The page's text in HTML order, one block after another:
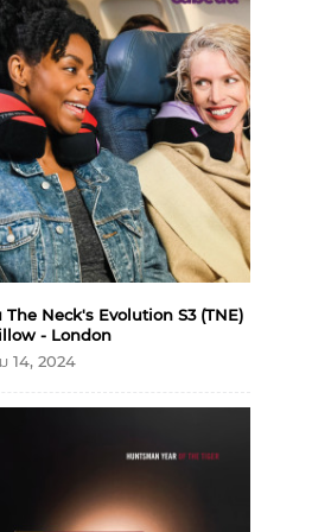
The Neck's Evolution S3 (TNE)
- London
14, 2024